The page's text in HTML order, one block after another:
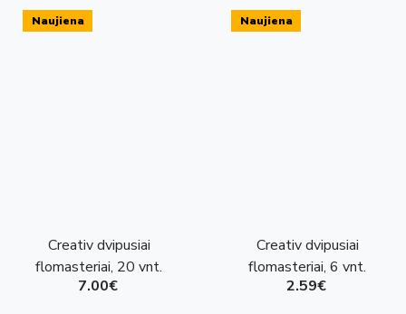
Naujiena
Creativ dvipusiai
flomasteriai, 20 vnt.
7.00€
Naujiena
Creativ dvipusiai
flomasteriai, 6 vnt.
2.59€